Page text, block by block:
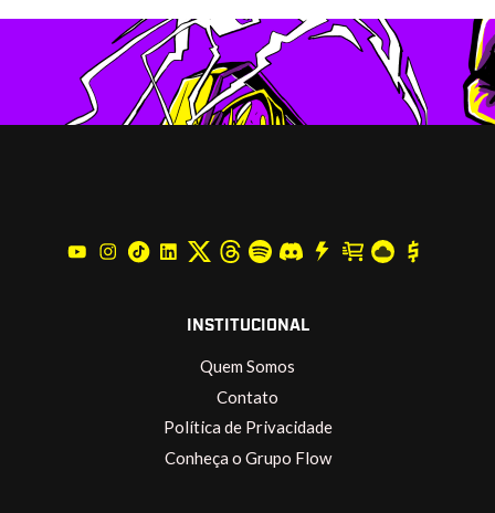
INSTITUCIONAL
Quem Somos
Contato
Política de Privacidade
Conheça o Grupo Flow